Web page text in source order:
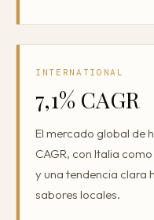
INTERNATIONAL
7,1% CAGR
El mercado global de
CAGR, con Italia
y una tendencia clara
sabores locales.